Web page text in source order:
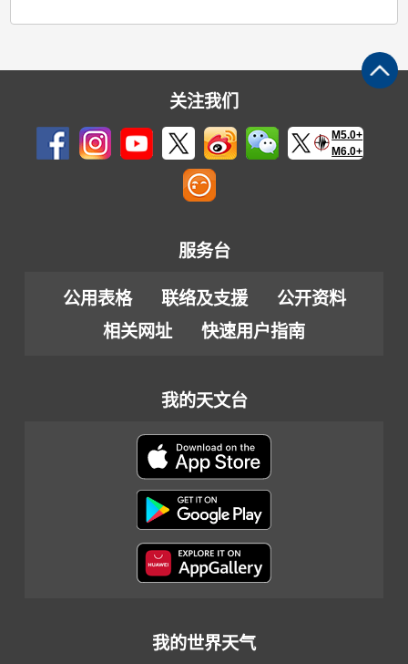
关注我们
M5.0+
M6.0+
服务台
公用表格 联络及支援
公开资料
相关网址
快速用户指南
我的天文台
我的世界天气